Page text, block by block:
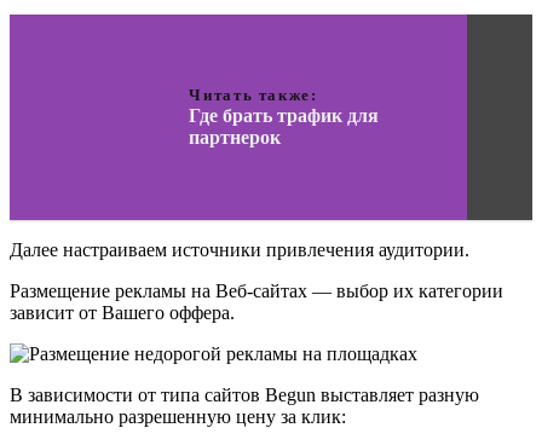
Читать также:
Где брать трафик для
партнерок
Далее настраиваем источники привлечения аудитории.
Размещение рекламы на Веб-сайтах — выбор их категории
зависит от Вашего оффера.
В зависимости от типа сайтов Begun выставляет разную
минимально разрешенную цену за клик: